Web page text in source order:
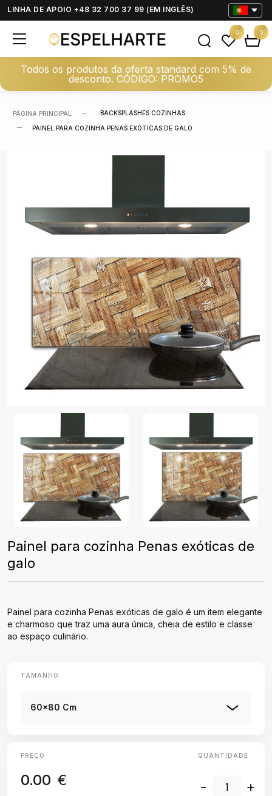
LINHA DE APOIO +48 32 700 37 99 (EM INGLÊS)
Todos os produtos da oferta standard com 5% de
desconto. CÓDIGO: PROMO5
0 0
PÁGINA PRINCIPAL BACKSPLASHES COZINHAS
PAINEL PARA COZINHA PENAS EXÓTICAS DE GALO
Painel para cozinha Penas exóticas de
galo
Painel para cozinha Penas exóticas de galo é um item elegante
e charmoso que traz uma aura única, cheia de estilo e classe
ao espaço culinário.
TAMANHO
60x80 Cm
PREÇO
0.00 €
QUANTIDADE
- +